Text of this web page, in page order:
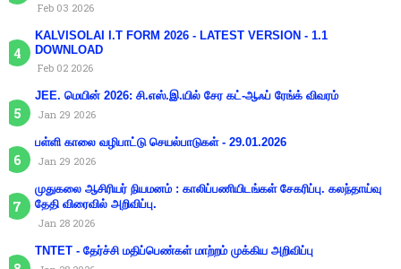
Feb 03 2026
KALVISOLAI I.T FORM 2026 - LATEST VERSION - 1.1
DOWNLOAD
Feb 02 2026
JEE. மெயின் 2026: சி.எஸ்.இ.யில் சேர கட்-ஆஃப் ரேங்க் விவரம்
Jan 29 2026
பள்ளி காலை வழிபாட்டு செயல்பாடுகள் - 29.01.2026
Jan 29 2026
முதுகலை ஆசிரியர் நியமனம் : காலிப்பணியிடங்கள் சேகரிப்பு. கலந்தாய்வு
தேதி விரைவில் அறிவிப்பு.
Jan 28 2026
TNTET - தேர்ச்சி மதிப்பெண்கள் மாற்றம் முக்கிய அறிவிப்பு